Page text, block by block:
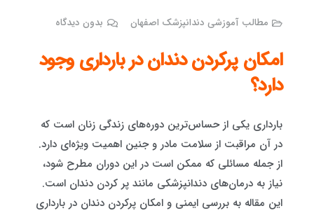
مطالب آموزشی دندانپزشک اصفهان بدون دیدگاه
امکان پرکردن دندان در بارداری وجود
دارد؟
بارداری یکی از حساس‌ترین دوره‌های زندگی زنان است که
در آن مراقبت از سلامت مادر و جنین اهمیت ویژه‌ای دارد.
از جمله مسائلی که ممکن است در این دوران مطرح شود،
نیاز به درمان‌های دندانپزشکی مانند پر کردن دندان است.
این مقاله به بررسی ایمنی و امکان پرکردن دندان در بارداری